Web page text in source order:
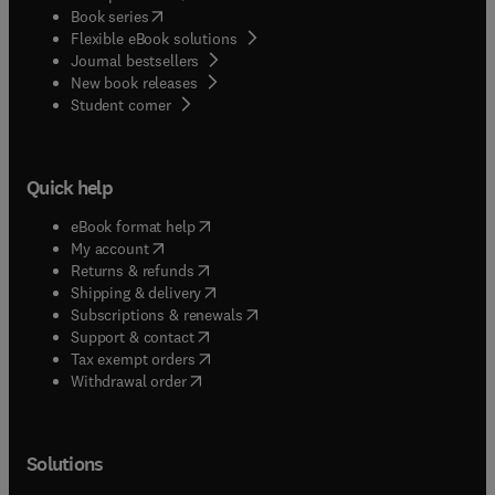
Fragestellung und Lösungen- optimal zur
Prüfungsvorbereitung... Animationen zum
besseren Verständnis von komplexen Inhalten aus
Anatomie und Krankheitslehre Die Angebote auf
pflegeheute.de werden aktualisiert und erweitert.*
Book series(opens in new tab/window
Flexible eBook solutions
Journal bestsellers
New book releases
Student corner( opens in new tab/window
Quick help
eBook format help( opens in new tab/window
My account( opens in new tab/window
Returns & refunds( opens in new tab/window
Shipping & delivery(opens in new tab/window
Subscriptions & renewals( opens in new tab/window
Support & contact( opens in new tab/window
Tax exempt orders( opens in new tab/window
Withdrawal order
Solutions